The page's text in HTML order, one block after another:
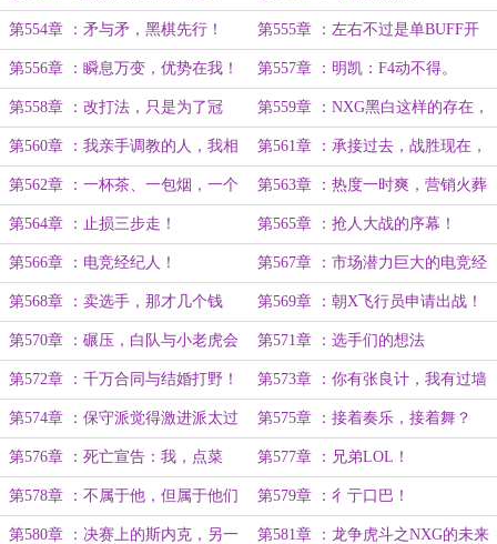
第554章 ：矛与矛，黑棋先行！ 第555章 ：左右不过是单BUFF开
局。
第556章 ：瞬息万变，优势在我！ 第557章 ：明凯：F4动不得。
第558章 ：改打法，只是为了冠
军！
第559章 ：NXG黑白这样的存在，
以后不会有了。
第560章 ：我亲手调教的人，我相
信他们！
第561章 ：承接过去，战胜现在，
迈向未来！！
第562章 ：一杯茶、一包烟，一个
视频剪一天。
第563章 ：热度一时爽，营销火葬
场！
第564章 ：止损三步走！ 第565章 ：抢人大战的序幕！
第566章 ：电竞经纪人！ 第567章 ：市场潜力巨大的电竞经
纪人！
第568章 ：卖选手，那才几个钱
啊！！
第569章 ：朝X飞行员申请出战！
第570章 ：碾压，白队与小老虎会
师决赛！
第571章 ：选手们的想法
第572章 ：千万合同与结婚打野！ 第573章 ：你有张良计，我有过墙
梯！
第574章 ：保守派觉得激进派太过
于保守！
第575章 ：接着奏乐，接着舞？
第576章 ：死亡宣告：我，点菜
imp？
第577章 ：兄弟LOL！
第578章 ：不属于他，但属于他们
的决战！
第579章 ：彳亍口巴！
第580章 ：决赛上的斯内克，另一 第581章 ：龙争虎斗之NXG的未来